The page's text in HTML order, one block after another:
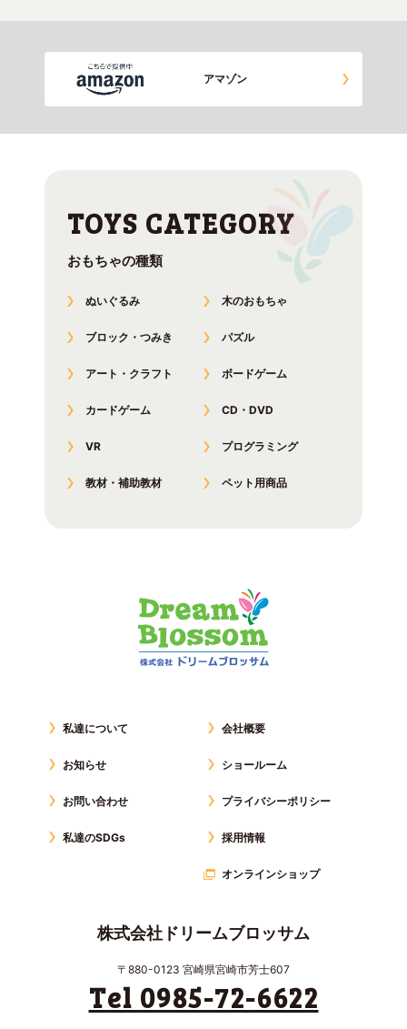
アマゾン
おもちゃの種類
ぬいぐるみ 木のおもちゃ
ブロック・つみき パズル
アート・クラフト ボードゲーム
カードゲーム CD・DVD
VR プログラミング
教材・補助教材 ペット用商品
私達について
お知らせ
お問い合わせ
私達のSDGs
会社概要
ショールーム
プライバシーポリシー
採用情報
オンラインショップ
株式会社ドリームブロッサム
〒880-0123 宮崎県宮崎市芳士607
Tel 0985-72-6622